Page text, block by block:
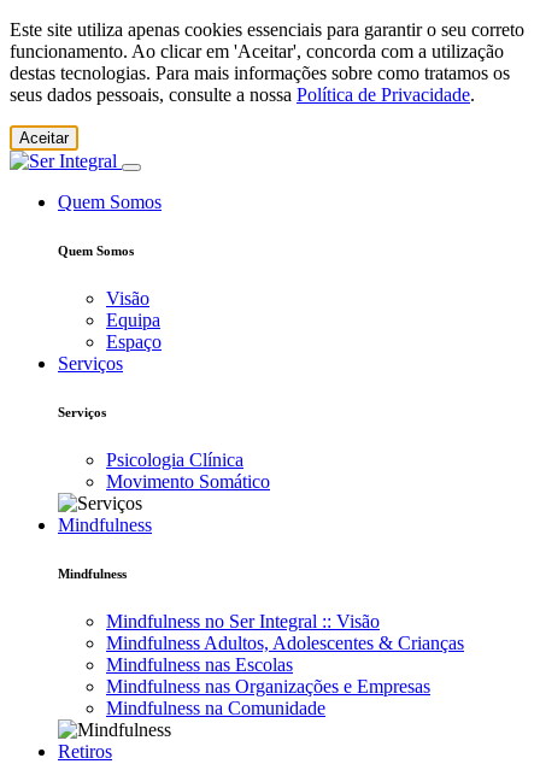
Este site utiliza apenas cookies essenciais para garantir o seu correto
funcionamento. Ao clicar em 'Aceitar', concorda com a utilização
destas tecnologias. Para mais informações sobre como tratamos os
seus dados pessoais, consulte a nossa Política de Privacidade.
Aceitar
Quem Somos
Quem Somos
Visão
Equipa
Espaço
Serviços
Serviços
Psicologia Clínica
Movimento Somático
Mindfulness
Mindfulness
Mindfulness no Ser Integral :: Visão
Mindfulness Adultos, Adolescentes & Crianças
Mindfulness nas Escolas
Mindfulness nas Organizações e Empresas
Mindfulness na Comunidade
Retiros